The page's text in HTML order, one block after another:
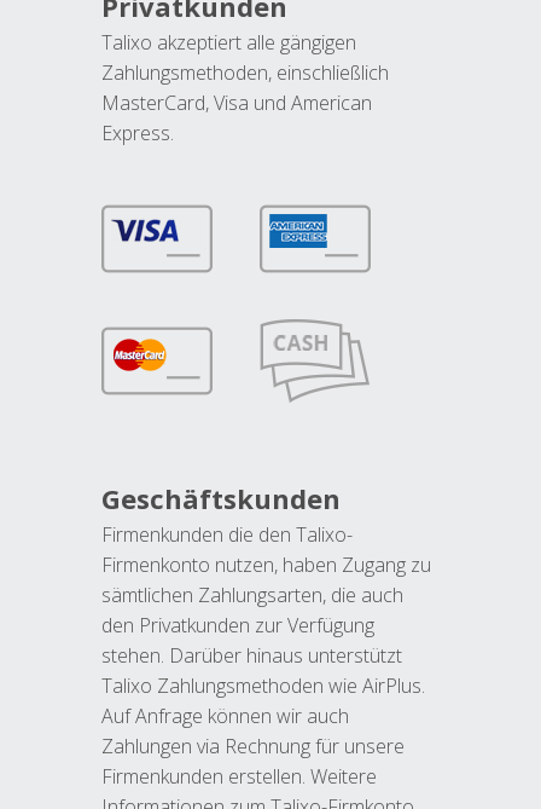
Talixo akzeptiert alle gängigen
Zahlungsmethoden, einschließlich
MasterCard, Visa und American
Express.
Geschäftskunden
Firmenkunden die den Talixo-
Firmenkonto nutzen, haben Zugang zu
sämtlichen Zahlungsarten, die auch
den Privatkunden zur Verfügung
stehen. Darüber hinaus unterstützt
Talixo Zahlungsmethoden wie AirPlus.
Auf Anfrage können wir auch
Zahlungen via Rechnung für unsere
Firmenkunden erstellen. Weitere